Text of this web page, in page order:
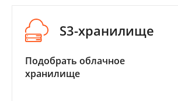
S3-хранилище
Подобрать облачное
хранилище